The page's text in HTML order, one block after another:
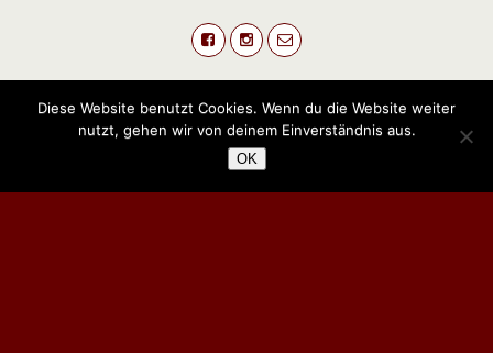
Diese Website benutzt Cookies. Wenn du die Website weiter
nutzt, gehen wir von deinem Einverständnis aus.
OK
Zum Seitenanfang